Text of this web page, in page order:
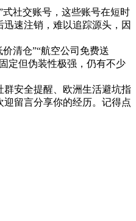
社交账号，这些账号在短时
速注销，难以追踪源头，因
清仓”“航空公司免费送
定但伪装性极强，仍有不少
安全提醒、欧洲生活避坑指
留言分享你的经历。记得点